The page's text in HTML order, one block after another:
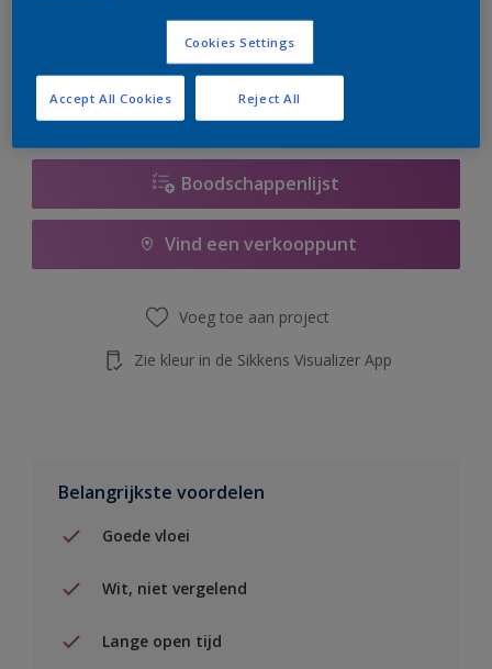
Op dit moment is het niet mogelijk dit product online
te bestellen. Bezoek je dichtstbijzijnde winkel of klik op
de knop hieronder.
Boodschappenlijst
Vind een verkooppunt
Voeg toe aan project
Zie kleur in de Sikkens Visualizer App
Belangrijkste voordelen
Goede vloei
Wit, niet vergelend
Lange open tijd
Cookies Settings
Reject All
Accept All Cookies